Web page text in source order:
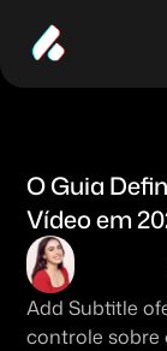
O Guia
Vídeo em
Add Subtitle
controle sobre